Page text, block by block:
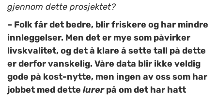
gjennom dette prosjektet?
– Folk får det bedre, blir friskere og har mindre
innleggelser. Men det er mye som påvirker
livskvalitet, og det å klare å sette tall på dette
er derfor vanskelig. Våre data blir ikke veldig
gode på kost-nytte, men ingen av oss som har
jobbet med dette lurerpå om det har hatt